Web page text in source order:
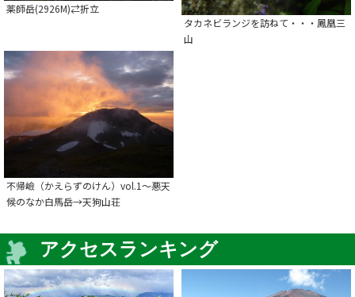
薬師岳(2926M)⇄折立
タカネビランジを訪ねて・・・鳳凰三
山
不帰嶮（かえらずのけん）vol.1～悪天
候のなか白馬岳→天狗山荘
アクセスランキング